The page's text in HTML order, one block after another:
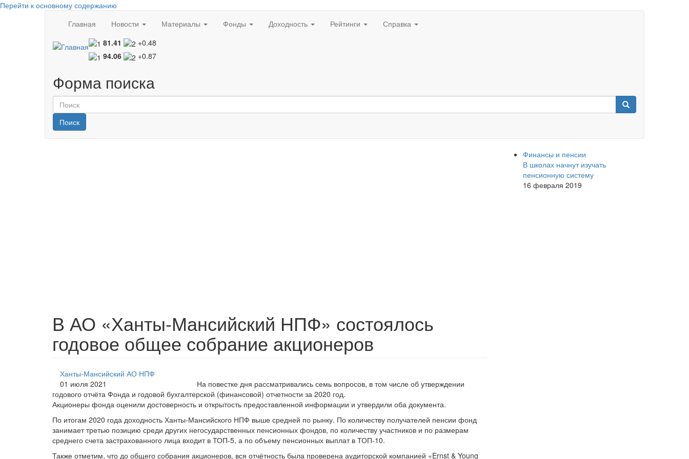
Перейти к основному содержанию
Главная
Новости Материалы Фонды Доходность Рейтинги
Справка
81.41
+0.48
94.06
+0.87
Форма поиска
Поиск
В АО «Ханты-Мансийский НПФ» состоялось
годовое общее собрание акционеров
Ханты-Мансийский АО НПФ
01 июля 2021
На повестке дня рассматривались семь вопросов, в том числе об утверждении
годового отчёта Фонда и годовой бухгалтерской (финансовой) отчетности за 2020 год.
Акционеры фонда оценили достоверность и открытость предоставленной информации и утвердили оба документа.
По итогам 2020 года доходность Ханты-Мансийского НПФ выше средней по рынку. По количеству получателей пенсии фонд
занимает третью позицию среди других негосударственных пенсионных фондов, по количеству участников и по размерам
среднего счета застрахованного лица входит в ТОП-5, а по объему пенсионных выплат в ТОП-10.
Также отметим, что до общего собрания акционеров, вся отчётность была проверена аудиторской компанией «Ernst & Young
Финансы и пенсии
В школах начнут изучать
пенсионную систему
16 февраля 2019